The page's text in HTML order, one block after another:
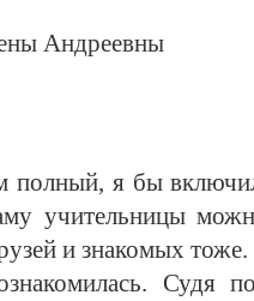
Андреевны
полный, я бы
учительницы
и знакомых
Судя